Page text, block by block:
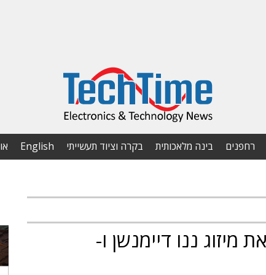
רחפנים בינה מלאכותית בקרה וציוד תעשייתי English
ננו דיימנשן ו-